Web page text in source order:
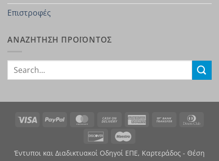
Επιστροφές
ΑΝΑΖΗΤΗΣΗ ΠΡΟΪΟΝΤΟΣ
Search
Visa PayPal MasterCardCash
On
Delivery
American Bank
Discover
Έντυποι και Διαδικτυακοί Οδηγοί ΕΠΕ, Καρτεράδος - Θέση